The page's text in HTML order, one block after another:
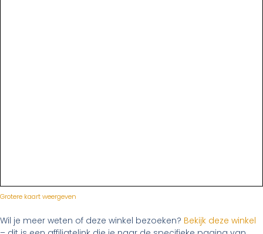
Grotere kaart weergeven
Wil je meer weten of deze winkel bezoeken? Bekijk deze winkel